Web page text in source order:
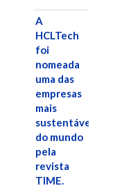
A
HCLTech
foi
nomeada
uma das
empresas
mais
sustentáveis
do mundo
pela
revista
TIME.